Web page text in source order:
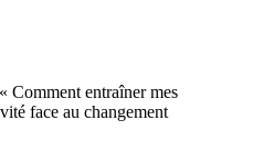
Comment entraîner mes
face au changement